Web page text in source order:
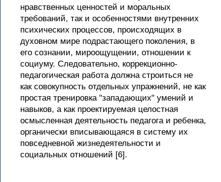
нравственных ценностей и моральных
требований, так и особенностями внутренних
психических процессов, происходящих в
духовном мире подрастающего поколения, в
его сознании, мироощущении, отношении к
социуму. Следовательно, коррекционно-
педагогическая работа должна строиться не
как совокупность отдельных упражнений, не как
простая тренировка "западающих" умений и
навыков, а как проектируемая целостная
осмысленная деятельность педагога и ребенка,
органически вписывающаяся в систему их
повседневной жизнедеятельности и
социальных отношений [6].